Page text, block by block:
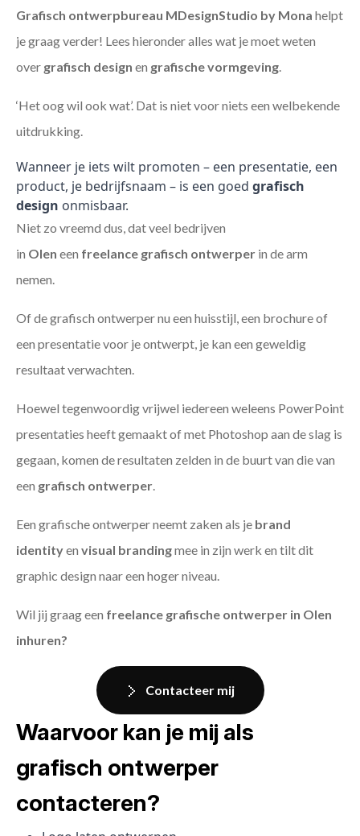
Grafisch ontwerpbureau MDesignStudio by Mona helpt
je graag verder! Lees hieronder alles wat je moet weten
over grafisch design en grafische vormgeving
‘Het oog wil ook wat’. Dat is niet voor niets een welbekende
uitdrukking.
Wanneer je iets wilt promoten – een presentatie, een
product, je bedrijfsnaam – is een goed grafisch
design onmisbaar.
Niet zo vreemd dus, dat veel bedrijven
in Olen een freelance grafisch ontwerper in de arm
nemen.
Of de grafisch ontwerper nu een huisstijl, een brochure of
een presentatie voor je ontwerpt, je kan een geweldig
resultaat verwachten.
Hoewel tegenwoordig vrijwel iedereen weleens PowerPoint
presentaties heeft gemaakt of met Photoshop aan de slag is
gegaan, komen de resultaten zelden in de buurt van die van
een grafisch ontwerper
Een grafische ontwerper neemt zaken als je brand
identityen visual brandingmee in zijn werk en tilt dit
graphic design naar een hoger niveau.
Wil jij graag een freelance grafische ontwerper in Olen
inhuren?
Contacteer mij
Waarvoor kan je mij als
grafisch ontwerper
contacteren?